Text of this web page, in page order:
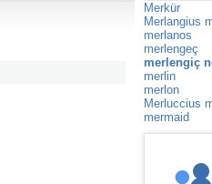
Merkür
Merlangius
merlanos
merlengeç
merlengiç
merlin
merlon
Merluccius
mermaid